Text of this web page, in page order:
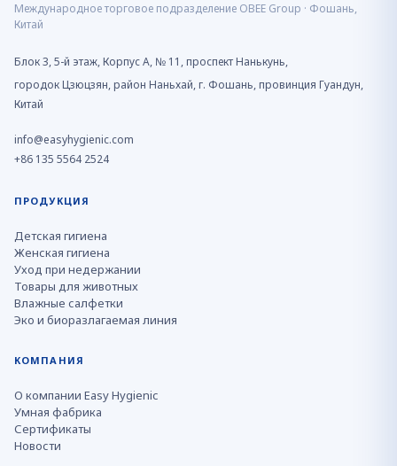
Международное торговое подразделение OBEE Group · Фошань,
Китай
Блок 3, 5-й этаж, Корпус A, № 11, проспект Нанькунь,
городок Цзюцзян, район Наньхай, г. Фошань, провинция Гуандун,
Китай
info@easyhygienic.com
+86 135 5564 2524
ПРОДУКЦИЯ
Детская гигиена
Женская гигиена
Уход при недержании
Товары для животных
Влажные салфетки
Эко и биоразлагаемая линия
КОМПАНИЯ
О компании Easy Hygienic
Умная фабрика
Сертификаты
Новости